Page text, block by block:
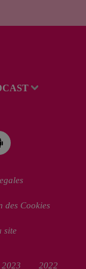
de cinéma. À
Le Réveil...
des Cookies
site
2023 2022